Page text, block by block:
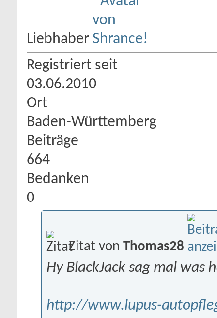
Liebhaber
Registriert seit
03.06.2010
Ort
Baden-Württemberg
Beiträge
664
Bedanken
0
Zitat von Thomas28
Hy BlackJack sag mal was
http://www.lupus-